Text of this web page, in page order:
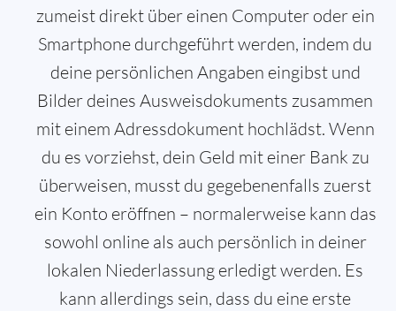
zumeist direkt über einen Computer oder ein
Smartphone durchgeführt werden, indem du
deine persönlichen Angaben eingibst und
Bilder deines Ausweisdokuments zusammen
mit einem Adressdokument hochlädst. Wenn
du es vorziehst, dein Geld mit einer Bank zu
überweisen, musst du gegebenenfalls zuerst
ein Konto eröffnen – normalerweise kann das
sowohl online als auch persönlich in deiner
lokalen Niederlassung erledigt werden. Es
kann allerdings sein, dass du eine erste